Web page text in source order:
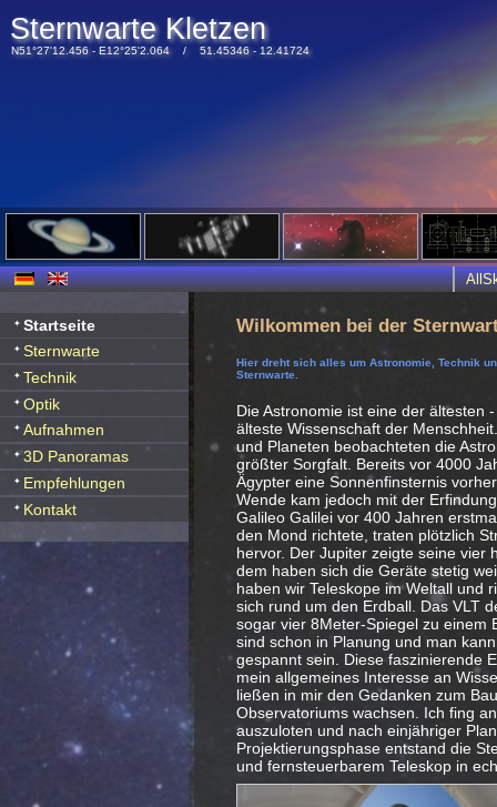
Sternwarte Kletzen
N51°27'12.456 - E12°25'2.064 / 51.45346 - 12.41724
Startseite
Sternwarte
Technik
Optik
Aufnahmen
3D Panoramas
Empfehlungen
Kontakt
Wilkommen bei der
Hier dreht sich alles um Astronomie, Technik
Sternwarte.
Die Astronomie ist eine der ältesten
älteste Wissenschaft der
und Planeten beobachteten die
größter Sorgfalt. Bereits vor 4000
Ägypter eine Sonnenfinsternis
Wende kam jedoch mit der
Galileo Galilei vor 400 Jahren
den Mond richtete, traten plötzlich
hervor. Der Jupiter zeigte seine vier
dem haben sich die Geräte stetig
haben wir Teleskope im Weltall und
sich rund um den Erdball. Das VLT
sogar vier 8Meter-Spiegel zu einem
sind schon in Planung und man
gespannt sein. Diese faszinierende
mein allgemeines Interesse an
ließen in mir den Gedanken zum
Observatoriums wachsen. Ich fing
auszuloten und nach einjähriger
Projektierungsphase entstand die
und fernsteuerbarem Teleskop in